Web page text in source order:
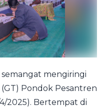
semangat mengiringi
Pondok Pesantren
2025). Bertempat di